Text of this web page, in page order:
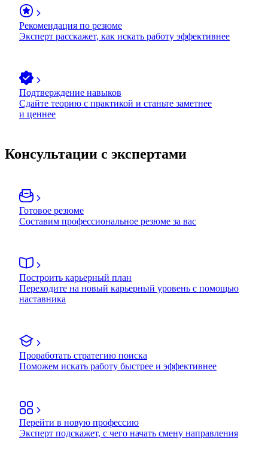
Рекомендация по резюме
Эксперт расскажет, как искать работу эффективнее
Подтверждение навыков
Сдайте теорию с практикой и станьте заметнее
и ценнее
Консультации с экспертами
Готовое резюме
Составим профессиональное резюме за вас
Построить карьерный план
Переходите на новый карьерный уровень с помощью
наставника
Проработать стратегию поиска
Поможем искать работу быстрее и эффективнее
Перейти в новую профессию
Эксперт подскажет, с чего начать смену направления